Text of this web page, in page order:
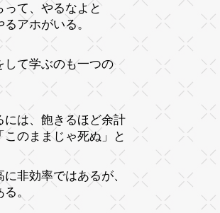
って、やるなよと
アホがいる。
して学ぶのも一つの
には、飽きるほど余計
のままじゃ死ぬ」と
非効率ではあるが、
。